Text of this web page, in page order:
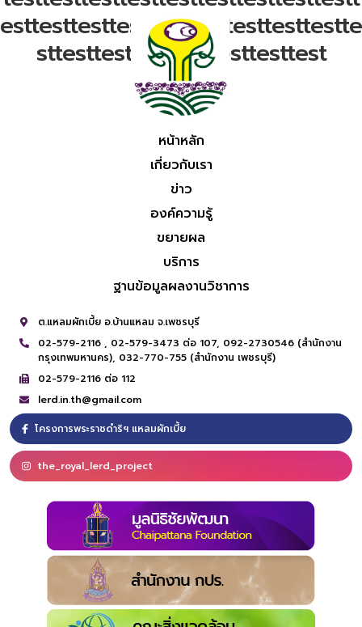
esttesttesttesttesttesttesttesttestte
sttesttesttesttesttesttesttest
หน้าหลัก
เกี่ยวกับเรา
ข่าว
องค์ความรู้
ขยายผล
บริการ
ฐานข้อมูลผลงานวิชาการ
ต.แหลมผักเบี้ย อ.บ้านแหลม จ.เพชรบุรี
02-579-2116 , 02-579-3473 ต่อ 107, 092-2730546 (สำนักงาน
กรุงเทพมหานคร), 032-770-755 (สำนักงาน เพชรบุรี)
02-579-2116 ต่อ 112
lerd.in.th@gmail.com
โครงการพระราชดำริฯ แหลมผักเบี้ย
the_royal_lerd_project